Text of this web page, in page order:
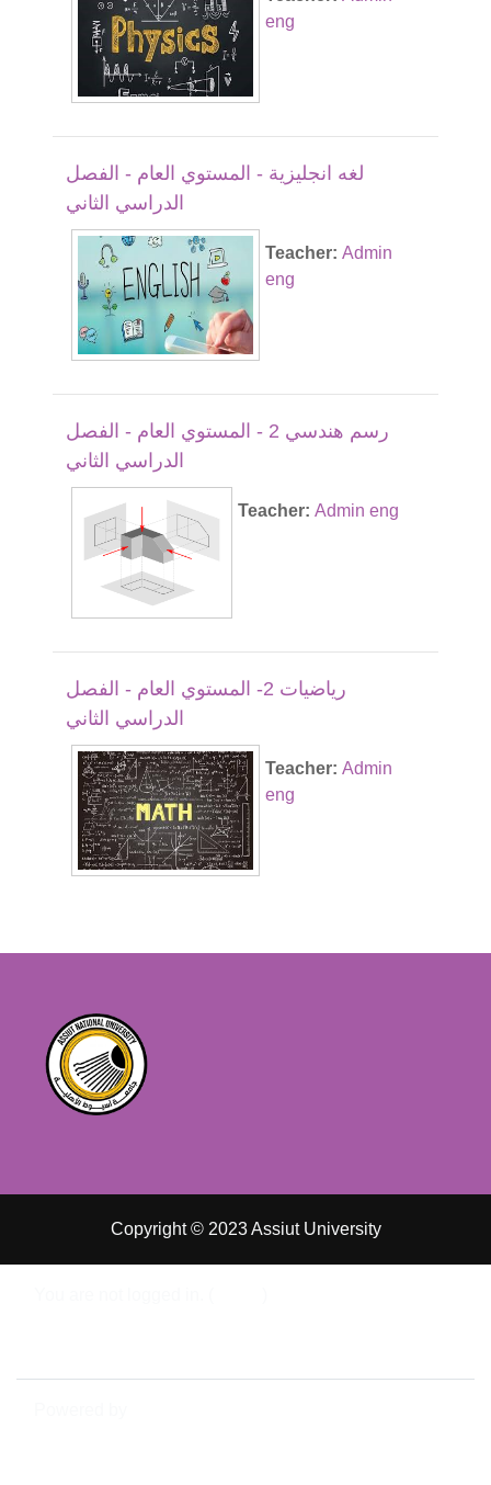
eng
لغه انجليزية - المستوي العام - الفصل
الدراسي الثاني
Teacher: Admin
eng
رسم هندسي 2 - المستوي العام - الفصل
الدراسي الثاني
Teacher: Admin eng
رياضيات 2- المستوي العام - الفصل
الدراسي الثاني
Teacher: Admin
eng
Copyright © 2023 Assiut University